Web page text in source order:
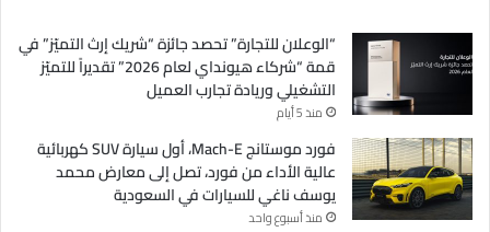
“الوعلان للتجارة” تحصد جائزة “شريك إرث التميّز” في
قمة “شركاء هيونداي لعام 2026” تقديراً للتميّز
التشغيلي وريادة تجارب العميل
منذ 5 أيام
فورد موستانج Mach-E، أول سيارة SUV كهربائية
عالية الأداء من فورد، تصل إلى معارض محمد
يوسف ناغي للسيارات في السعودية
منذ أسبوع واحد